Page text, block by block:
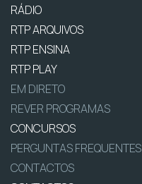
RÁDIO
RTP ARQUIVOS
RTP ENSINA
RTP PLAY
EM DIRETO
REVER PROGRAMAS
CONCURSOS
PERGUNTAS FREQUENTES
CONTACTOS